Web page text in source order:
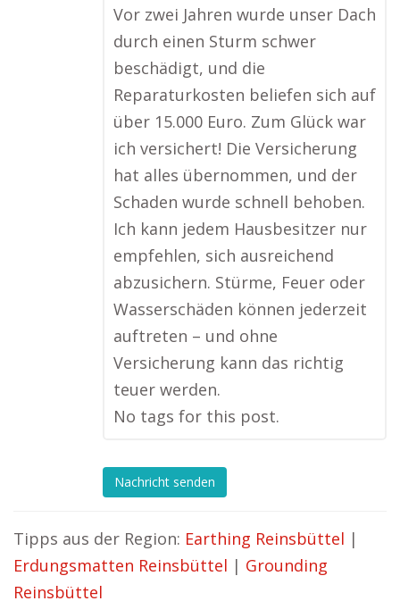
Vor zwei Jahren wurde unser Dach
durch einen Sturm schwer
beschädigt, und die
Reparaturkosten beliefen sich auf
über 15.000 Euro. Zum Glück war
ich versichert! Die Versicherung
hat alles übernommen, und der
Schaden wurde schnell behoben.
Ich kann jedem Hausbesitzer nur
empfehlen, sich ausreichend
abzusichern. Stürme, Feuer oder
Wasserschäden können jederzeit
auftreten – und ohne
Versicherung kann das richtig
teuer werden.
No tags for this post.
Nachricht senden
Tipps aus der Region: Earthing Reinsbüttel |
Erdungsmatten Reinsbüttel | Grounding
Reinsbüttel